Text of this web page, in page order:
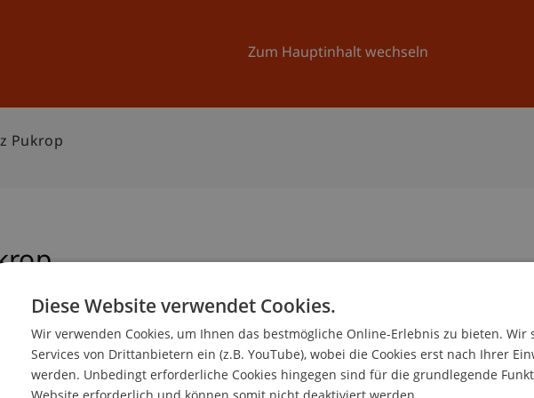
Zum Hauptinhalt wechseln
Universität Aktuelles
Pukrop
Studentischer Mitarbeiter
Finanzökonomie
Diese Website verwendet Cookies.
Wir verwenden Cookies, um Ihnen das bestmögliche Online-Erlebnis zu bieten. Wir
Services von Drittanbietern ein (z.B. YouTube), wobei die Cookies erst nach Ihrer
werden. Unbedingt erforderliche Cookies hingegen sind für die grundlegende
Website erforderlich und können somit nicht deaktiviert werden.